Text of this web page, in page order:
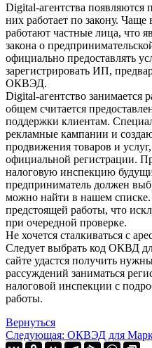
Digital-агентства появляются
них работает по закону. Чаще
работают частные лица, что
закона о
официально предоставлять
зарегистрировать ИП,
ОКВЭД.
Digital-агентство занимается
общем считается
поддержки клиентам.
рекламные кампании и
продвижения товаров и
официальной регистрации.
налоговую инспекцию
предприниматель должен
можно найти в нашем списке.
предстоящей работы, что
при очередной проверке.
Не хочется сталкиваться с
Следует выбрать код ОКВД
сайте удастся получить
рассуждений заниматься
налоговой инспекции с
работы.
Вернуться
Следующая: ОКВЭД для